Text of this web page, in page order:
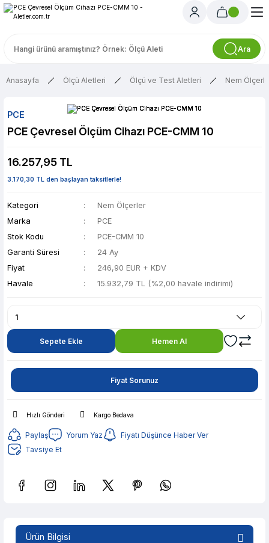
Ara
Anasayfa Ölçü Aletleri Ölçü ve Test Aletleri Nem
PCE
PCE Çevresel Ölçüm Cihazı PCE-CMM 10
16.257,95 TL
3.170,30 TL den başlayan taksitlerle!
Kategori
Nem Ölçerler
Marka
PCE
Stok Kodu
PCE-CMM 10
Garanti Süresi
24 Ay
Fiyat
246,90 EUR + KDV
Havale
15.932,79 TL (%2,00 havale indirimi)
Sepete Ekle Hemen Al
Fiyat Sorunuz
Hızlı Gönderi Kargo Bedava
Paylaş Yorum Yaz
Fiyatı Düşünce Haber Ver
Tavsiye Et
Ürün Bilgisi